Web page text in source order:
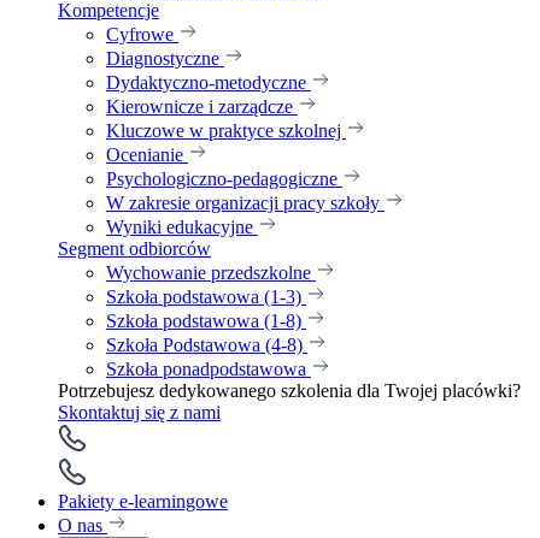
Kompetencje
Cyfrowe
Diagnostyczne
Dydaktyczno-metodyczne
Kierownicze i zarządcze
Kluczowe w praktyce szkolnej
Ocenianie
Psychologiczno-pedagogiczne
W zakresie organizacji pracy szkoły
Wyniki edukacyjne
Segment odbiorców
Wychowanie przedszkolne
Szkoła podstawowa (1-3)
Szkoła podstawowa (1-8)
Szkoła Podstawowa (4-8)
Szkoła ponadpodstawowa
Potrzebujesz dedykowanego szkolenia dla Twojej placówki?
Skontaktuj się z nami
Pakiety e-learningowe
O nas